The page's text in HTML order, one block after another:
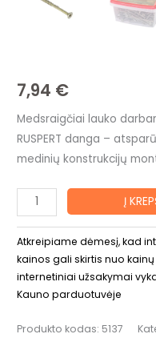
7,94 €
Medsraigčiai lauko
RUSPERT danga –
medinių konstrukcijų
Į
Atkreipiame dėmesį, kad
kainos gali skirtis nuo
internetiniai užsakymai
Kauno parduotuvėje
Produkto kodas: 5137